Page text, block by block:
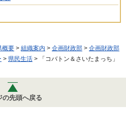
概要 > 組織案内 > 企画財政部 > 企画財政部
> 県民生活 > 「コバトン＆さいたまっち」
の先頭へ戻る